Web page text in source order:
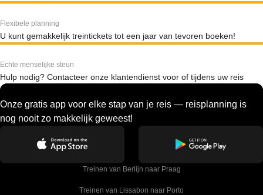
Flexibele planning
U kunt gemakkelijk treintickets tot een jaar van tevoren boeken!
Echte menselijke steun
Hulp nodig? Contacteer onze klantendienst voor of tijdens uw reis
Onze gratis app voor elke stap van je reis — reisplanning is
nog nooit zo makkelijk geweest!
Treinen van Berlijn naar Praag
Treinen van Lissabon naar Porto